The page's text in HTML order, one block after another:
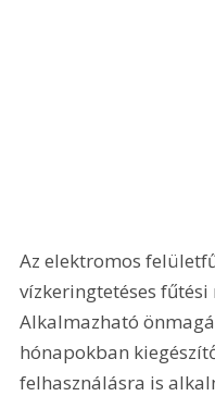
Az elektromos
vízkeringtetéses fűtési
Alkalmazható
hónapokban
felhasználásra is